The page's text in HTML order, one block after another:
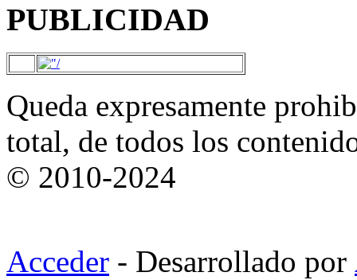
PUBLICIDAD
Queda expresamente
total, de todos los
© 2010-2024
Acceder - Desarrollado por